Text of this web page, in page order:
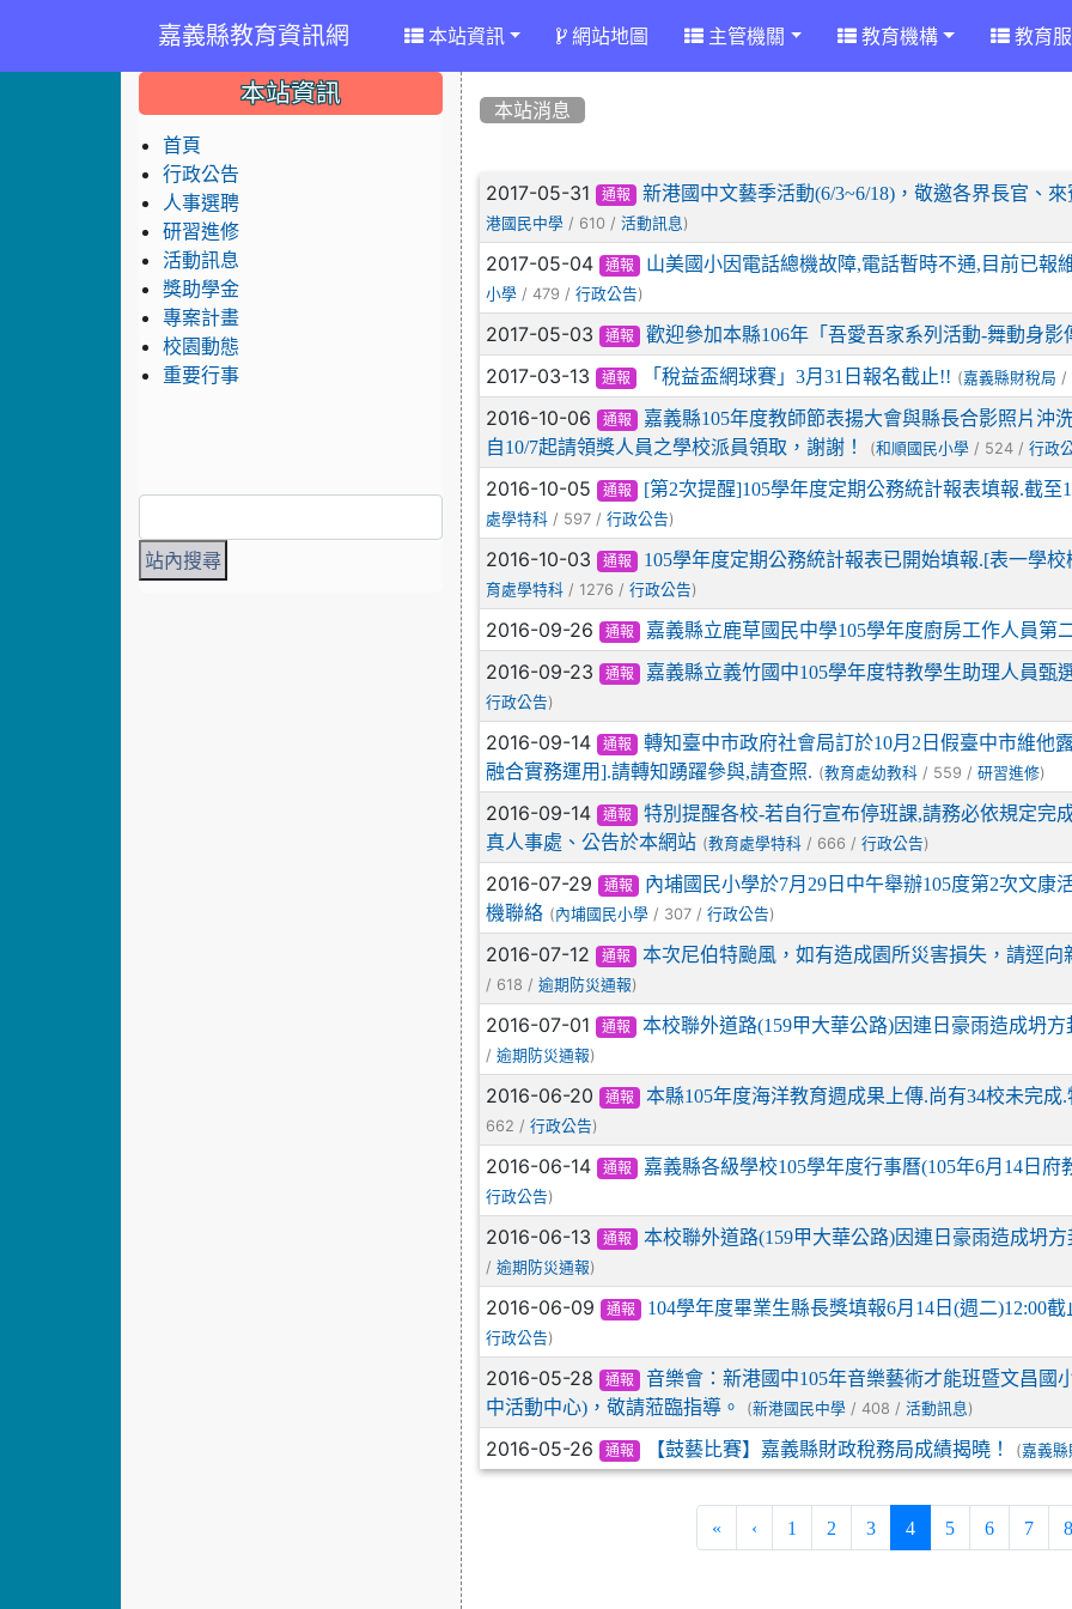
嘉義縣教育資訊網 本站資訊 網站地圖 主管機關 教育機構 教育
本站消息
文章列表
2017-05-31 通報 新港國中文藝季活動(6/3~6/18)，敬邀各界長官、
港國民中學 / 610 /活動訊息 )
2017-05-04 通報 山美國小因電話總機故障,電話暫時不通,目前已報
小學 / 479 /行政公告)
2017-05-03 通報 歡迎參加本縣106年「吾愛吾家系列活動-舞動身影
2017-03-13 通報 「稅益盃網球賽」3月31日報名截止!! (嘉義縣財稅局 /
2016-10-06 通報
嘉義縣105年度教師節表揚大會與縣長合影照片沖
自10/7起請領獎人員之學校派員領取，謝謝！
(和順國民小學 / 524 /行政
2016-10-05 通報 [第2次提醒]105學年度定期公務統計報表填報.截至
處學特科 / 597 /行政公告)
2016-10-03 通報 105學年度定期公務統計報表已開始填報.[表一學
育處學特科 / 1276 /行政公告)
2016-09-26 通報 嘉義縣立鹿草國民中學105學年度廚房工作人員第
2016-09-23 通報 嘉義縣立義竹國中105學年度特教學生助理人員甄
行政公告)
2016-09-14 通報
轉知臺中市政府社會局訂於10月2日假臺中市維他
融合實務運用].請轉知踴躍參與,請查照.
(教育處幼教科 / 559 /研習進修)
2016-09-14 通報
特別提醒各校-若自行宣布停班課,請務必依規定完
真人事處、公告於本網站 (教育處學特科 / 666 /行政公告)
2016-07-29 通報
內埔國民小學於7月29日中午舉辦105度第2次文
機聯絡 (內埔國民小學 / 307 /行政公告)
2016-07-12 通報 本次尼伯特颱風，如有造成園所災害損失，請逕
/ 618 /逾期防災通報)
2016-07-01 通報 本校聯外道路(159甲大華公路)因連日豪雨造成坍
/逾期防災通報)
2016-06-20 通報 本縣105年度海洋教育週成果上傳.尚有34校未完成
662 /行政公告)
2016-06-14 通報 嘉義縣各級學校105學年度行事曆(105年6月14日府
行政公告)
2016-06-13 通報 本校聯外道路(159甲大華公路)因連日豪雨造成坍
/逾期防災通報)
2016-06-09 通報 104學年度畢業生縣長獎填報6月14日(週二)12:00
行政公告)
2016-05-28 通報
音樂會：新港國中105年音樂藝術才能班暨文昌國
中活動中心)，敬請蒞臨指導。
(新港國民中學 / 408 /活動訊息 )
2016-05-26 通報 【鼓藝比賽】嘉義縣財政稅務局成績揭曉！ (嘉義縣
« ‹ 1 2 3 4(current)
5 6 7
::: 本站資訊
首頁
行政公告
人事選聘
研習進修
活動訊息
獎助學金
專案計畫
校園動態
重要行事